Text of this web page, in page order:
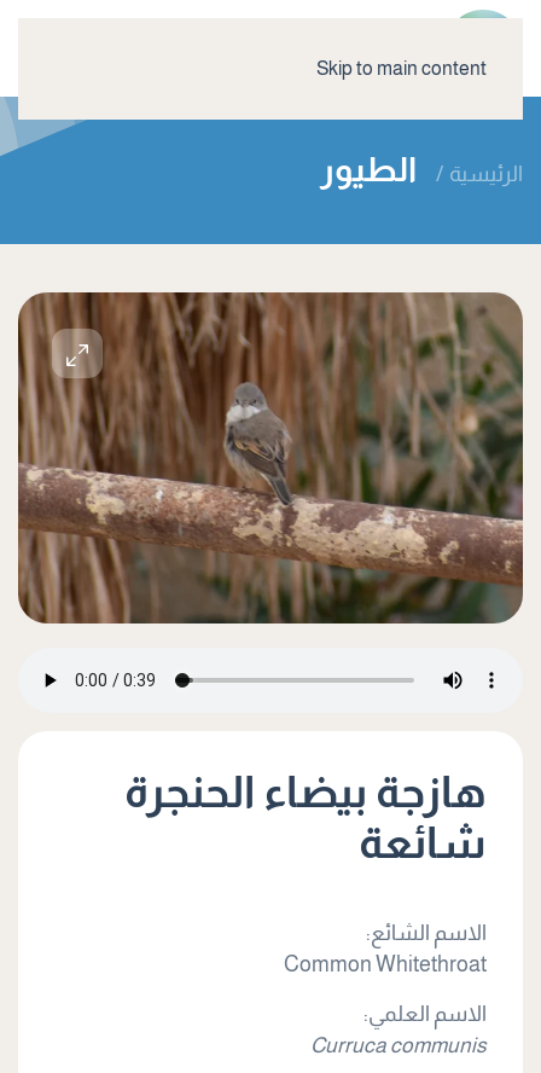
Skip to main content
الرئيسية الطيور
هازجة بيضاء الحنجرة
شائعة
الاسم الشائع:
Common Whitethroat
الاسم العلمي:
Curruca communis